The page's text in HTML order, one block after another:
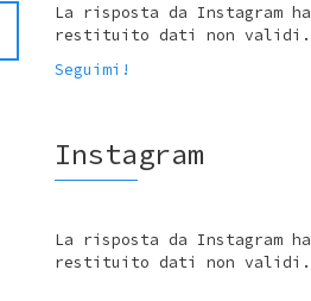
La risposta da Instagram ha
restituito dati non validi.
Seguimi!
Instagram
La risposta da Instagram ha
restituito dati non validi.